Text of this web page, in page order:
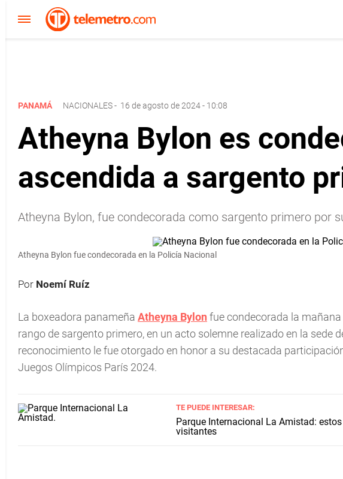
PANAMÁ NACIONALES- 16 de agosto de 2024 - 10:08
Atheyna Bylon es
ascendida a sargento
Atheyna Bylon, fue condecorada como sargento primero por
Atheyna Bylon fue condecorada en la Policía Nacional
Por Noemí Ruíz
La boxeadora panameña Atheyna Bylon fue condecorada la mañana
rango de sargento primero, en un acto solemne realizado en la sede
reconocimiento le fue otorgado en honor a su destacada
Juegos Olímpicos París 2024.
TE PUEDE INTERESAR:
Parque Internacional La Amistad:
visitantes